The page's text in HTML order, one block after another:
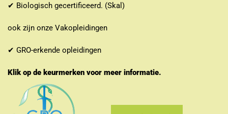
✔ Biologisch gecertificeerd. (Skal)
ook zijn onze Vakopleidingen
✔ GRO-erkende opleidingen
Klik op de keurmerken voor meer informatie.